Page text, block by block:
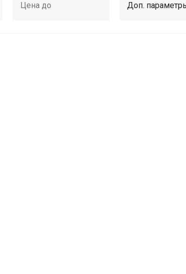
Доп.